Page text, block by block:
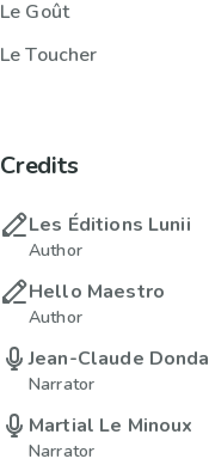
Le Goût
Le Toucher
Credits
Les Éditions Lunii
Author
Hello Maestro
Author
Jean-Claude Donda
Narrator
Martial Le Minoux
Narrator